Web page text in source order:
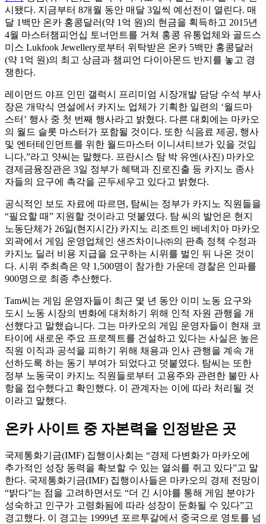
시됐다. 지금부터 8개월 동안 매달 3일씩 예선전이 열린다. 매
달 1백만 온카 홍콩달러(약 1억 원)의 현금을 획득하고 2015년
4월 마스터챔피언십 토너먼트를 거쳐 홍콩 유통업체와 골드스
미스 Lukfook Jewellery로부터 위탁받은 온카 5백만 홍콩달러
(약 1억 원)의 최고 상금과 챔피언 다이아몬드 반지를 놓고 경
쟁한다.
레이먼드 야프 인민 갤럭시 프리미엄 시장개발 담당 수석 부사
장은 개막식 연설에서 카지노 업체가 기획한 일련의 ‘월드마
스터’ 행사 중 첫 번째 행사라고 밝혔다. 다른 대회에는 마카오
의 월드 슬롯 마스터가 포함될 것이다. 또한 식음료 제공, 행사
및 엔터테인먼트를 위한 월드마스터 이니셔티브가 있을 것입
니다,”라고 얏씨는 말했다. 프란시스 탐 박 유엔(사진) 마카오
경제금융장관은 3일 정부가 혜택과 진로진출 등 카지노 종사
자들의 요구에 촉각을 곤두세우고 있다고 밝혔다.
공식적인 보도 자료에 따르면, 탐씨는 정부가 카지노 직원들을
“필요할 때” 지원할 것이라고 덧붙였다. 탐 씨의 발언은 현지
노동단체가 26일(현지시간) 카지노 리조트인 베네치아 마카오
외곽에서 게임 운영업체인 샌즈차이나㈜의 판촉 정책 수정과
카지노 딜러 비용 지급을 요구하는 시위를 벌인 뒤 나온 것이
다. 시위 주최측은 약 1,500명이 참가한 가운데 경찰은 인파를
900명으로 최종 추산했다.
Tam씨는 게임 운영자들이 최근 몇 년 동안 이미 노동 요구와
도시 노동 시장의 변화에 대처하기 위해 인적 자원 관행을 개
선했다고 말했습니다. 그는 마카오의 게임 운영자들이 현재 코
타이에 새로운 주요 프로젝트를 건설하고 있다는 사실은 높은
직원 이직과 공석을 피하기 위해 채용과 인사 관행을 계속 개
선하도록 하는 동기 부여가 되었다고 덧붙였다. 탐씨는 또한
정부 노동국이 카지노 직원들로부터 고용주와 관련한 불만 사
항을 접수했다고 확인했다. 이 관계자는 이에 따라 처리될 것
이라고 말했다.
온카 사이트 중 자본력을 인정받은 곳
국제통화기금(IMF) 집행이사회는 “경제 다변화가 마카오에
추가적인 성장 동력을 확보할 수 있는 열쇠를 쥐고 있다”고 말
한다. 국제통화기금(IMF) 집행이사들은 마카오의 경제 전망이
“밝다”는 점을 고려하면서도 “더 긴 시야를 통해 게임 분야가
성숙하고 인구가 고령화됨에 따라 성장이 둔화될 수 있다”고
경고했다. 이 경고는 1999년 포르투갈에서 중국으로 영토를 넘